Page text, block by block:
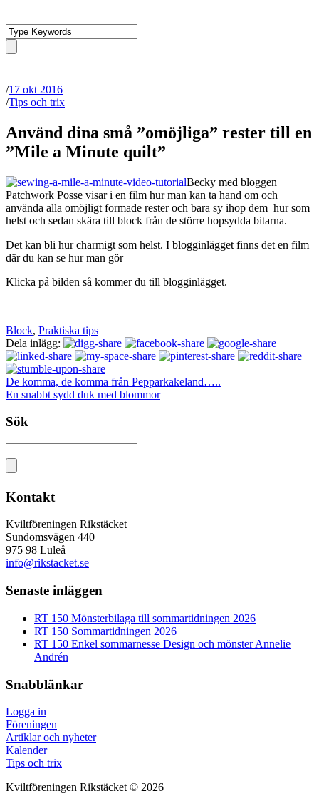
/17 okt 2016
/Tips och trix
Använd dina små ”omöjliga” rester till en
”Mile a Minute quilt”
Becky med bloggen
Patchwork Posse visar i en film hur man kan ta hand om och
använda alla omöjligt formade rester och bara sy ihop dem hur som
helst och sedan skära till block från de större hopsydda bitarna.
Det kan bli hur charmigt som helst. I blogginlägget finns det en film
där du kan se hur man gör
Klicka på bilden så kommer du till blogginlägget.
Block, Praktiska tips
Dela inlägg:
De komma, de komma från Pepparkakeland…..
En snabbt sydd duk med blommor
Sök
Kontakt
Kviltföreningen Rikstäcket
Sundomsvägen 440
975 98 Luleå
info@rikstacket.se
Senaste inläggen
RT 150 Mönsterbilaga till sommartidningen 2026
RT 150 Sommartidningen 2026
RT 150 Enkel sommarnesse Design och mönster Annelie
Andrén
Snabblänkar
Logga in
Föreningen
Artiklar och nyheter
Kalender
Tips och trix
Kviltföreningen Rikstäcket © 2026